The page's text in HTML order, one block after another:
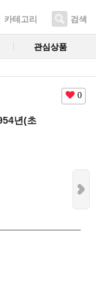
카테고리 검색
관심상품
0
년(초